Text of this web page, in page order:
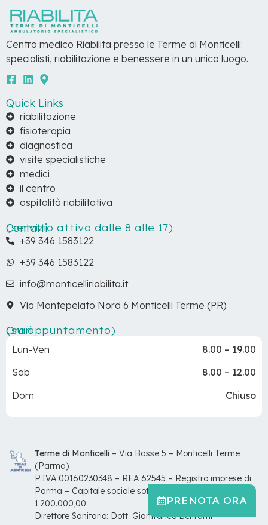
PRENOTA ORA
Centro medico Riabilita presso le Terme di Monticelli:
specialisti, riabilitazione e benessere in un unico luogo.
Quick Links
riabilitazione
fisioterapia
diagnostica
visite specialistiche
medici
il centro
ospitalità riabilitativa
Contatti
(servizio attivo dalle 8 alle 17)
+39 346 1583122
+39 346 1583122
info@monticelliriabilita.it
Via Montepelato Nord 6 Monticelli Terme (PR)
Orari
(su appuntamento)
Lun-Ven
Sab
Dom
8.00 – 19.00
8.00 – 12.00
Chiuso
Terme di Monticelli– Via Basse 5 – Monticelli Terme
(Parma)
P.IVA 00160230348 – REA 62545 – Registro imprese di
Parma – Capitale sociale sottoscritto e versato: €
1.200.000,00
Direttore Sanitario: Dott. Gianfranco Beltrami